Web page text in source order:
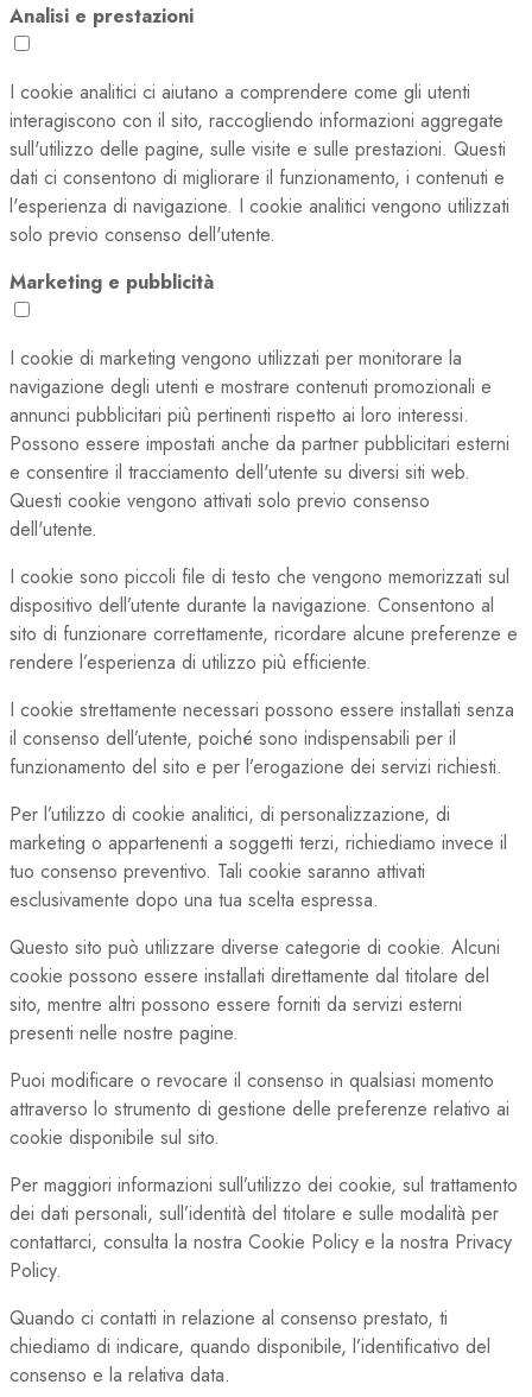
Analisi e prestazioni
I cookie analitici ci aiutano a comprendere come gli utenti
interagiscono con il sito, raccogliendo informazioni aggregate
sull'utilizzo delle pagine, sulle visite e sulle prestazioni. Questi
dati ci consentono di migliorare il funzionamento, i contenuti e
l'esperienza di navigazione. I cookie analitici vengono utilizzati
solo previo consenso dell'utente.
Marketing e pubblicità
I cookie di marketing vengono utilizzati per monitorare la
navigazione degli utenti e mostrare contenuti promozionali e
annunci pubblicitari più pertinenti rispetto ai loro interessi.
Possono essere impostati anche da partner pubblicitari esterni
e consentire il tracciamento dell'utente su diversi siti web.
Questi cookie vengono attivati solo previo consenso
dell'utente.
I cookie sono piccoli file di testo che vengono memorizzati sul
dispositivo dell’utente durante la navigazione. Consentono al
sito di funzionare correttamente, ricordare alcune preferenze e
rendere l’esperienza di utilizzo più efficiente.
I cookie strettamente necessari possono essere installati senza
il consenso dell’utente, poiché sono indispensabili per il
funzionamento del sito e per l’erogazione dei servizi richiesti.
Per l’utilizzo di cookie analitici, di personalizzazione, di
marketing o appartenenti a soggetti terzi, richiediamo invece il
tuo consenso preventivo. Tali cookie saranno attivati
esclusivamente dopo una tua scelta espressa.
Questo sito può utilizzare diverse categorie di cookie. Alcuni
cookie possono essere installati direttamente dal titolare del
sito, mentre altri possono essere forniti da servizi esterni
presenti nelle nostre pagine.
Puoi modificare o revocare il consenso in qualsiasi momento
attraverso lo strumento di gestione delle preferenze relativo ai
cookie disponibile sul sito.
Per maggiori informazioni sull’utilizzo dei cookie, sul trattamento
dei dati personali, sull’identità del titolare e sulle modalità per
contattarci, consulta la nostra Cookie Policy e la nostra Privacy
Policy.
Quando ci contatti in relazione al consenso prestato, ti
chiediamo di indicare, quando disponibile, l’identificativo del
consenso e la relativa data.